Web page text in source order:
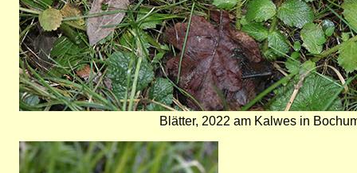
Blätter, 2022 am Kalwes in
Bild